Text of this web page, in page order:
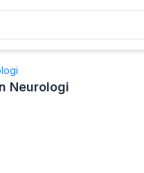
Neurologi